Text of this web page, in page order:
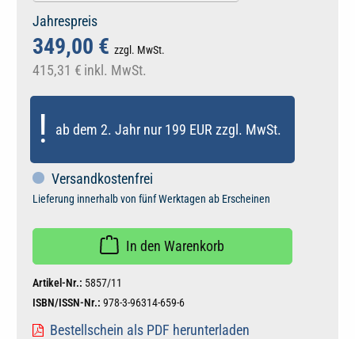
Jahrespreis
349,00 € zzgl. MwSt.
415,31 € inkl. MwSt.
! ab dem 2. Jahr nur 199 EUR zzgl. MwSt.
Versandkostenfrei
Lieferung innerhalb von fünf Werktagen ab Erscheinen
In den Warenkorb
Artikel-Nr.: 5857/11
ISBN/ISSN-Nr.: 978-3-96314-659-6
Bestellschein als PDF herunterladen